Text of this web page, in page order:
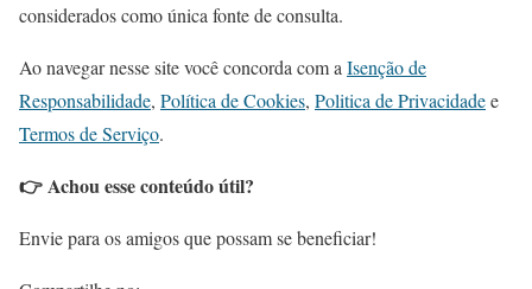
considerados comoúnica fonte de consulta.
Ao navegar nesse site você concorda com a Isenção de
Responsabilidade, Política de Cookies, Politica de Privacidadee
Termos de Serviço.
👉 Achou esse conteúdo útil?
Envie para os amigos que possam se beneficiar!